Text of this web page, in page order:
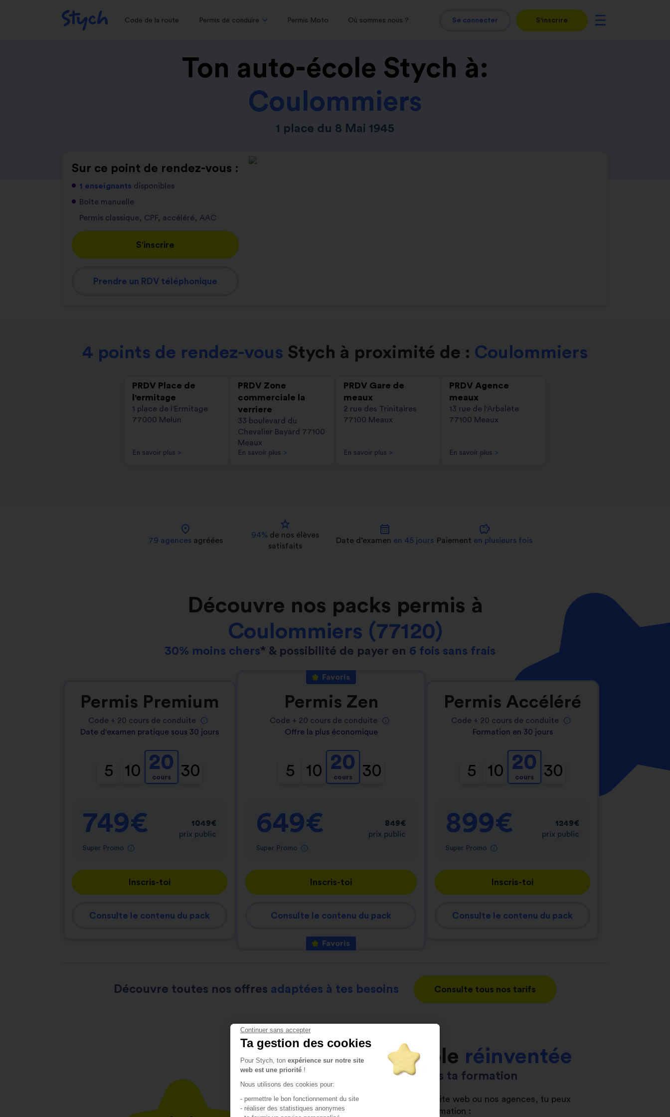
Continuer sans accepter
Ta gestion des cookies
Pour Stych, ton expérience sur notre site
web est une priorité !
Nous utilisons des cookies pour:
- permettre le bon fonctionnement du site
- réaliser des statistiques anonymes
Code de la route Permis de conduire Permis Moto Où sommes nous ? Se connecter S'inscrire
Ton auto-école Stych à:
Coulommiers
1 place du 8 Mai 1945
Sur ce point de rendez-vous :
1 enseignants disponibles
Boîte manuelle
Permis classique, CPF, accéléré, AAC
S'inscrire
Prendre un RDV téléphonique
4 points de rendez-vous Stych à proximité de : Coulommiers
PRDV Place de
l'ermitage
1 place de l'Ermitage
77000 Melun
En savoir plus >
PRDV Zone
commerciale la
verriere
33 boulevard du
Chevalier Bayard 77100
Meaux
En savoir plus >
PRDV Gare de
meaux
2 rue des Trinitaires
77100 Meaux
En savoir plus >
PRDV Agence
meaux
13 rue de l'Arbalète
77100 Meaux
En savoir plus >
location_on
79 agences agréées
star
94% de nos élèves
satisfaits
calendar_month
Date d’examen en 45 jours
savings
Paiement en plusieurs fois
Découvre nos packs permis à
Coulommiers (77120)
30% moins chers* & possibilité de payer en 6 fois sans frais
Permis Premium
Code + 20 cours de conduite
Date d'examen pratique sous 30 jours
5 10 20
cours 30
749€
Super Promo
1049€
prix public
Inscris-toi
Consulte le contenu du pack
Favoris
Permis Zen
Code + 20 cours de conduite
Offre la plus économique
5 10 20
cours 30
649€
Super Promo
849€
prix public
Inscris-toi
Consulte le contenu du pack
Favoris
Permis Accéléré
Code + 20 cours de conduite
Formation en 30 jours
5 10 20
cours 30
899€
Super Promo
1249€
prix public
Inscris-toi
Consulte le contenu du pack
Découvre toutes nos offres adaptées à tes besoins Consulte tous nos tarifs
L’auto-école réinventée
C'est toi qui pilotes ta formation
Depuis notre app’, notre site web ou nos agences, tu peux
librement organiser ta formation :